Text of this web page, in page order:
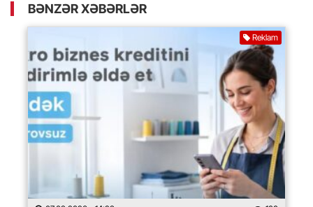
BƏNZƏR XƏBƏRLƏR
Reklam